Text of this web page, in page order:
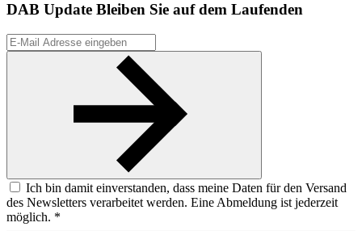
DAB Update Bleiben Sie auf dem Laufenden
Ich bin damit einverstanden, dass meine Daten für den Versand
des Newsletters verarbeitet werden. Eine Abmeldung ist jederzeit
möglich. *